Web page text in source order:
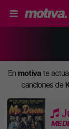
En motivate
canciones de
ME